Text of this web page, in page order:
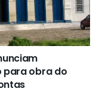
para obra do